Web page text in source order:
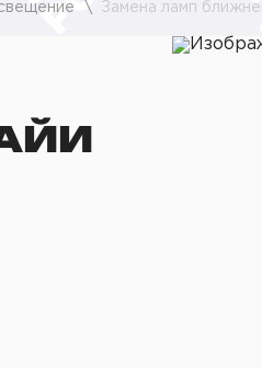
Замена ламп